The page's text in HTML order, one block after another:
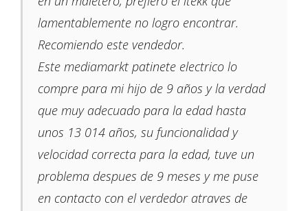
lamentablemente no logro encontrar.
Recomiendo este vendedor.
Este mediamarkt patinete electrico lo
compre para mi hijo de 9 años y la verdad
que muy adecuado para la edad hasta
unos 13 014 años, su funcionalidad y
velocidad correcta para la edad, tuve un
problema despues de 9 meses y me puse
en contacto con el verdedor atraves de